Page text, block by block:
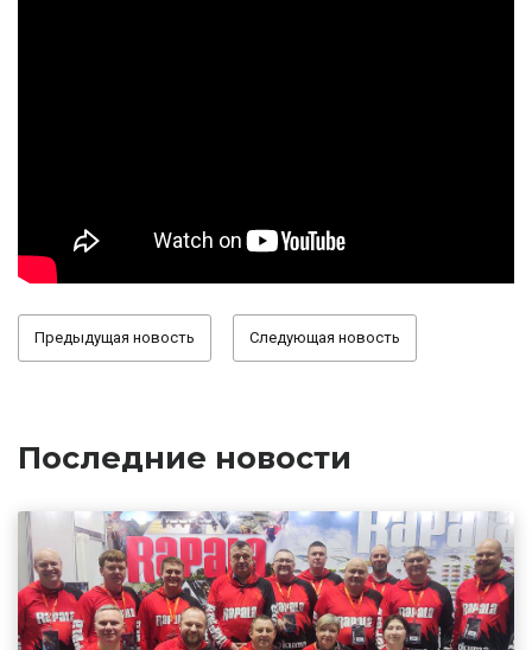
Предыдущая новость Следующая новость
Последние новости